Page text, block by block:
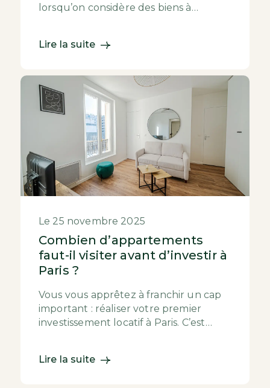
lorsqu’on considère des biens à
Lire la suite
Le 25 novembre 2025
Combien d’appartements
faut-il visiter avant d’investir à
Paris ?
Vous vous apprêtez à franchir un cap
important : réaliser votre premier
investissement locatif à Paris. C’est
Lire la suite